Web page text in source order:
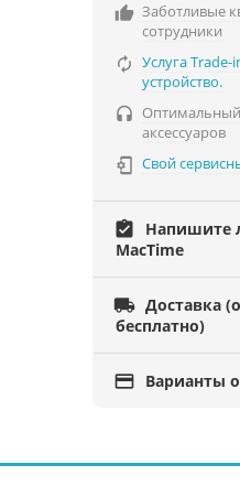
 Заботливые
сотрудники
 Услуга
устройство.

аксессуаров
 Свой
assignment_turned_in
Напишите
MacTime
 Доставка
бесплатно)
 Варианты